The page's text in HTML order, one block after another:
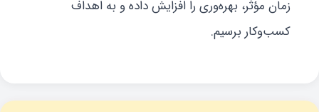
زمان مؤثر، بهره‌وری را افزایش داده و به اهداف
کسب‌وکار برسیم.